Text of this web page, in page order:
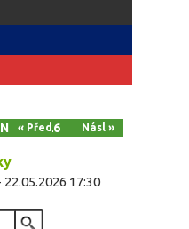
19, 2026
« Před Násl »
22.05.2026 17:30